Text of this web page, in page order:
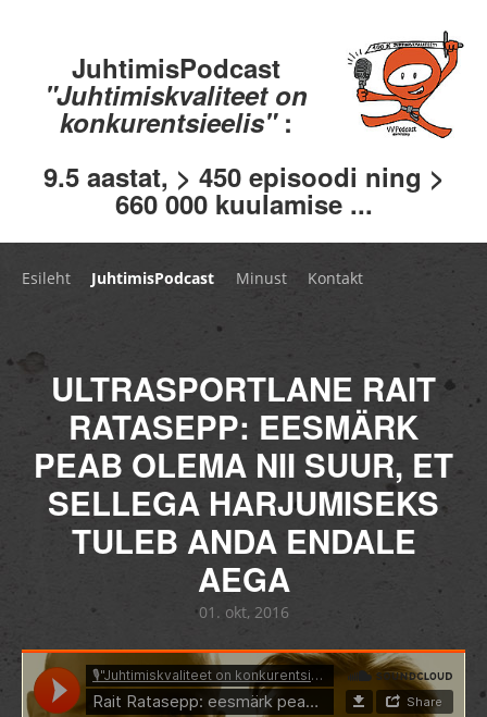
JuhtimisPodcast
"Juhtimiskvaliteet on
konkurentsieelis" :
9.5 aastat, > 450 episoodi ning >
660 000 kuulamise ...
Esileht JuhtimisPodcast Minust Kontakt
ULTRASPORTLANE RAIT
RATASEPP: EESMÄRK
PEAB OLEMA NII SUUR, ET
SELLEGA HARJUMISEKS
TULEB ANDA ENDALE
AEGA
01. okt, 2016